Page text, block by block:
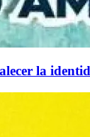
la